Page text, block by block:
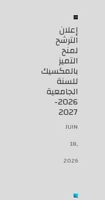
إعلان
الترشح
لمنح
التميز
بالمكسيك
للسنة
الجامعية
2026-
2027
JUIN
18,
2026